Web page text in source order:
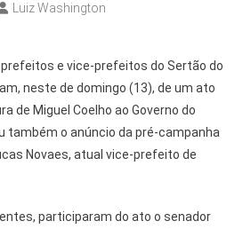
Luiz Washington
e vice-prefeitos do Sertão do
neste de domingo (13), de um ato
de Miguel Coelho ao Governo do
também o anúncio da pré-campanha
Novaes, atual vice-prefeito de
participaram do ato o senador